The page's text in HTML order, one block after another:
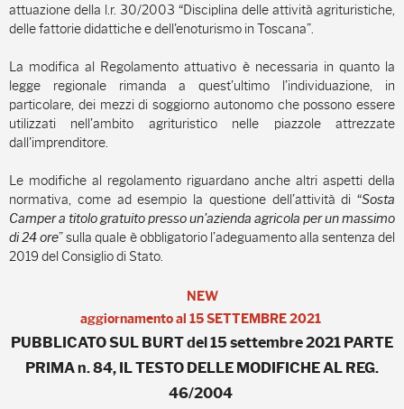
attuazione della l.r. 30/2003 “Disciplina delle attività agrituristiche,
delle fattorie didattiche e dell'enoturismo in Toscana”.
La modifica al Regolamento attuativo è necessaria in quanto la
legge regionale rimanda a quest’ultimo l’individuazione, in
particolare, dei mezzi di soggiorno autonomo che possono essere
utilizzati nell’ambito agrituristico nelle piazzole attrezzate
dall'imprenditore.
Le modifiche al regolamento riguardano anche altri aspetti della
normativa, come ad esempio la questione dell’attività di “Sosta
Camper a titolo gratuito presso un'azienda agricola per un massimo
di 24 ore” sulla quale è obbligatorio l’adeguamento alla sentenza del
2019 del Consiglio di Stato.
NEW
aggiornamento al 15 SETTEMBRE 2021
PUBBLICATO SUL BURT del 15 settembre 2021 PARTE
PRIMA n. 84, IL TESTO DELLE MODIFICHE AL REG.
46/2004